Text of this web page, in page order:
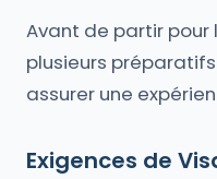
Avant de partir pour
plusieurs
assurer une
Exigences de